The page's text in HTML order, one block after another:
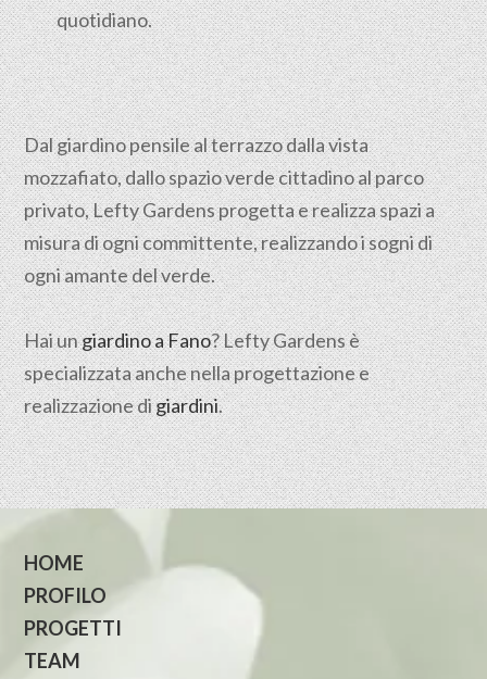
quotidiano.
Dal giardino pensile al terrazzo dalla vista
mozzafiato, dallo spazio verde cittadino al parco
privato, Lefty Gardens progetta e realizza spazi a
misura di ogni committente, realizzando i sogni di
ogni amante del verde.
Hai ungiardino a Fano? Lefty Gardens è
specializzata anche nella progettazione e
realizzazione digiardini.
HOME
PROFILO
PROGETTI
TEAM